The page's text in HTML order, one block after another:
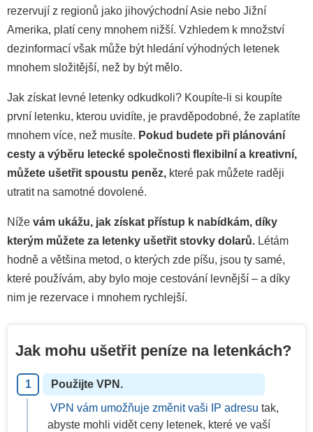
rezervují z regionů jako jihovýchodní Asie nebo Jižní
Amerika, platí ceny mnohem nižší. Vzhledem k množství
dezinformací však může být hledání výhodných letenek
mnohem složitější, než by být mělo.
Jak získat levné letenky odkudkoli? Koupíte-li si koupíte
první letenku, kterou uvidíte, je pravděpodobné, že zaplatíte
mnohem více, než musíte. Pokud budete při plánování
cesty a výběru letecké společnosti flexibilní a kreativní,
můžete ušetřit spoustu peněz, které pak můžete raději
utratit na samotné dovolené.
Níže vám ukážu, jak získat přístup k nabídkám, díky
kterým můžete za letenky ušetřit stovky dolarů. Létám
hodně a většina metod, o kterých zde píšu, jsou ty samé,
které používám, aby bylo moje cestování levnější – a díky
nim je rezervace i mnohem rychlejší.
Jak mohu ušetřit peníze na letenkách?
Použijte VPN.
VPN vám umožňuje změnit vaši IP adresu tak,
abyste mohli vidět ceny letenek, které ve vaší